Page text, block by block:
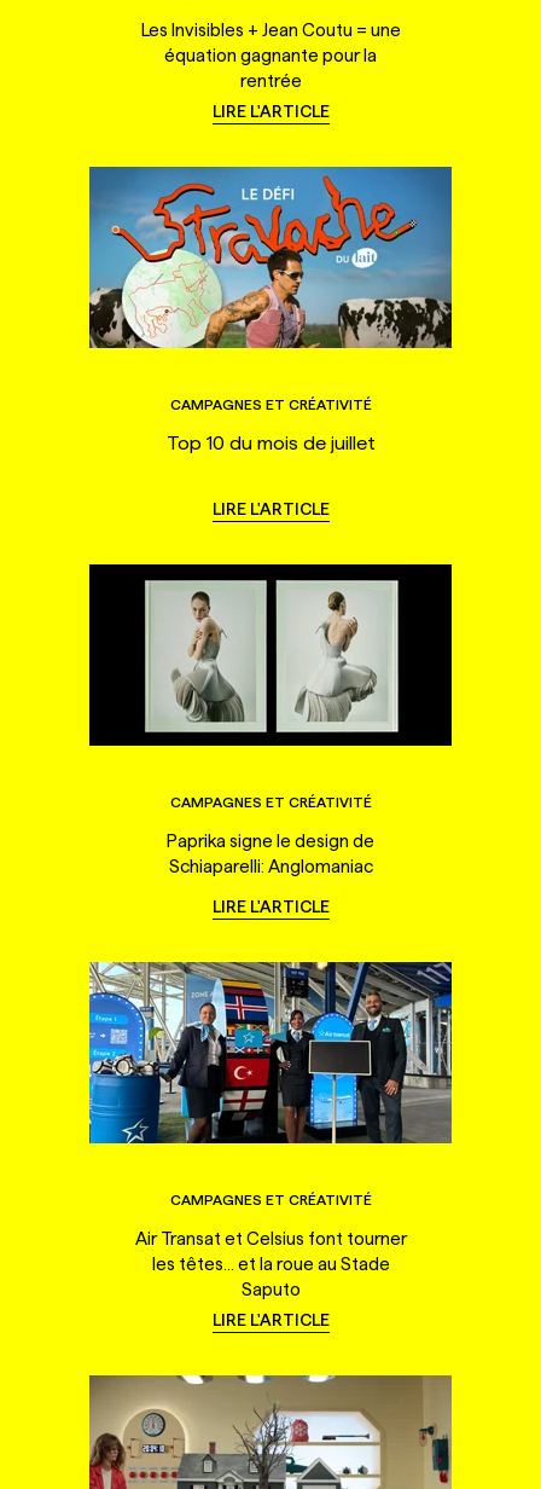
Les Invisibles + Jean Coutu = une
équation gagnante pour la
rentrée
LIRE L'ARTICLE
CAMPAGNES ET CRÉATIVITÉ
Top 10 du mois de juillet
LIRE L'ARTICLE
CAMPAGNES ET CRÉATIVITÉ
Paprika signe le design de
Schiaparelli: Anglomaniac
LIRE L'ARTICLE
CAMPAGNES ET CRÉATIVITÉ
Air Transat et Celsius font tourner
les têtes... et la roue au Stade
Saputo
LIRE L'ARTICLE